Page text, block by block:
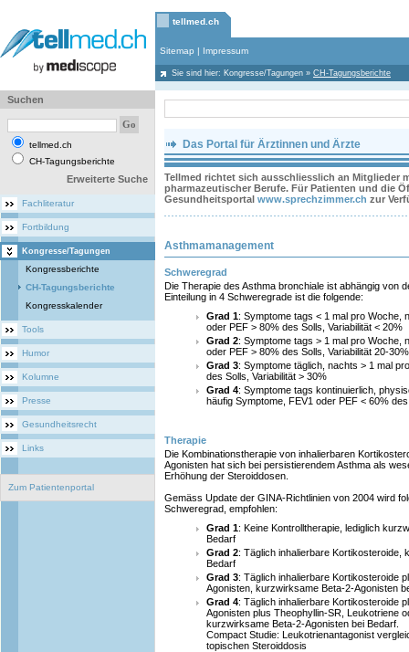
tellmed.ch
Sitemap | Impressum
Sie sind hier: Kongresse/Tagungen » CH-Tagungsberichte
Suchen
tellmed.ch
CH-Tagungsberichte
Erweiterte Suche
Fachliteratur
Fortbildung
Kongresse/Tagungen
Kongressberichte
CH-Tagungsberichte
Kongresskalender
Tools
Humor
Kolumne
Presse
Gesundheitsrecht
Links
Zum Patientenportal
Das Portal für Ärztinnen und Ärzte
Tellmed richtet sich ausschliesslich an Mitglieder
pharmazeutischer Berufe. Für Patienten und die
Gesundheitsportal www.sprechzimmer.ch zur
Asthmamanagement
Schweregrad
Die Therapie des Asthma bronchiale ist abhängig von
Einteilung in 4 Schweregrade ist die folgende:
Grad 1: Symptome tags < 1 mal pro Woche,
oder PEF > 80% des Solls, Variabilität < 20%
Grad 2: Symptome tags > 1 mal pro Woche,
oder PEF > 80% des Solls, Variabilität 20-30%
Grad 3: Symptome täglich, nachts > 1 mal
des Solls, Variabilität > 30%
Grad 4: Symptome tags kontinuierlich,
häufig Symptome, FEV1 oder PEF < 60%
Therapie
Die Kombinationstherapie von inhalierbaren
Agonisten hat sich bei persistierendem Asthma als
Erhöhung der Steroiddosen.
Gemäss Update der GINA-Richtlinien von 2004 wird
Schweregrad, empfohlen:
Grad 1: Keine Kontrolltherapie, lediglich
Bedarf
Grad 2: Täglich inhalierbare Kortikosteroide,
Bedarf
Grad 3: Täglich inhalierbare Kortikosteroide
Agonisten, kurzwirksame Beta-2-Agonisten
Grad 4: Täglich inhalierbare Kortikosteroide
Agonisten plus Theophyllin-SR, Leukotriene
kurzwirksame Beta-2-Agonisten bei Bedarf.
Compact Studie: Leukotrienantagonist
topischen Steroiddosis